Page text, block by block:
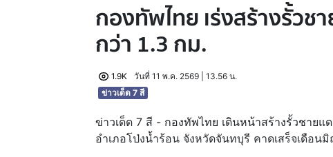
กองทัพไทย เร่งสร้างรั้วช
กว่า 1.3 กม.
1.9K
วันที่ 11 พ.ค. 2569 | 13.56 น.
ข่าวเด็ด 7 สี
ข่าวเด็ด 7 สี - กองทัพไทย เดินหน้าสร้างรั้วชาย
อำเภอโป่งน้ำร้อน จังหวัดจันทบุรี คาดเสร็จเดือน